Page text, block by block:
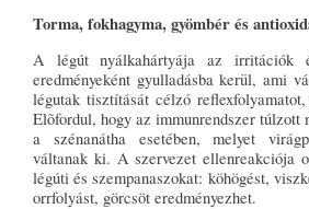
Torma, fokhagyma, gyömbér és
A légút nyálkahártyája az irritációk
eredményeként gyulladásba kerül, ami
légutak tisztítását célzó reflexfolyamatot,
Elõfordul, hogy az immunrendszer túlzott
a szénanátha esetében, melyet
váltanak ki. A szervezet ellenreakciója
légúti és szempanaszokat: köhögést,
orrfolyást, görcsöt eredményezhet.